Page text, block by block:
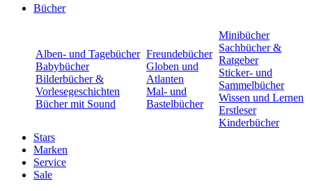
Bücher
Alben- und Tagebücher
Babybücher
Bilderbücher &
Vorlesegeschichten
Bücher mit Sound
Freundebücher
Globen und
Atlanten
Mal- und
Bastelbücher
Minibücher
Sachbücher &
Ratgeber
Sticker- und
Sammelbücher
Wissen und Lernen
Erstleser
Kinderbücher
Stars
Marken
Service
Sale